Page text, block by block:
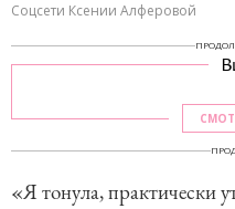
Соцсети Ксении Алферовой
«Я тонула, практически